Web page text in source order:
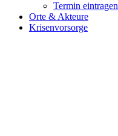
Termin eintragen
Orte & Akteure
Krisenvorsorge